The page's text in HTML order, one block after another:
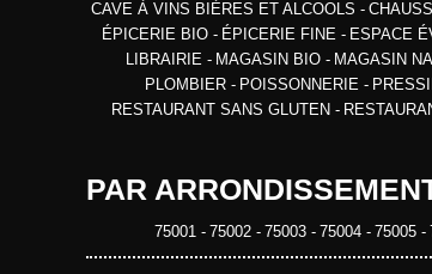
CAVE À VINS BIÈRES ET ALCOOLS
ÉPICERIE BIO
ÉPICERIE FINE ESPACE
LIBRAIRIE
MAGASIN BIO MAGASIN
PLOMBIER
POISSONNERIE
RESTAURANT SANS GLUTEN
PAR
75001 75002 75003 75004 75005